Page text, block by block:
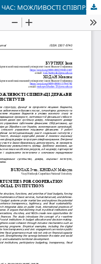
МІСЦЕВІ БЮДЖЕТИ У ВОЄННИЙ ЧАС: МОЖЛИВОСТІ СПІВПРАЦІ ДЕРЖАВИ ТА СОЦІАЛЬНИХ ІНСТИТУТІВ